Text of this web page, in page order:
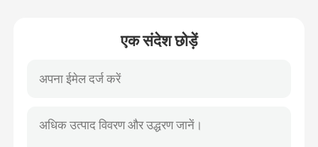
अल्किल ग्लाइसीडिल ईथरएक संदेश छोड़ें